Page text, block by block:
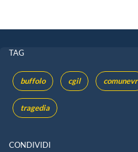
TAG
buffolo cgil comunevr
tragedia
CONDIVIDI